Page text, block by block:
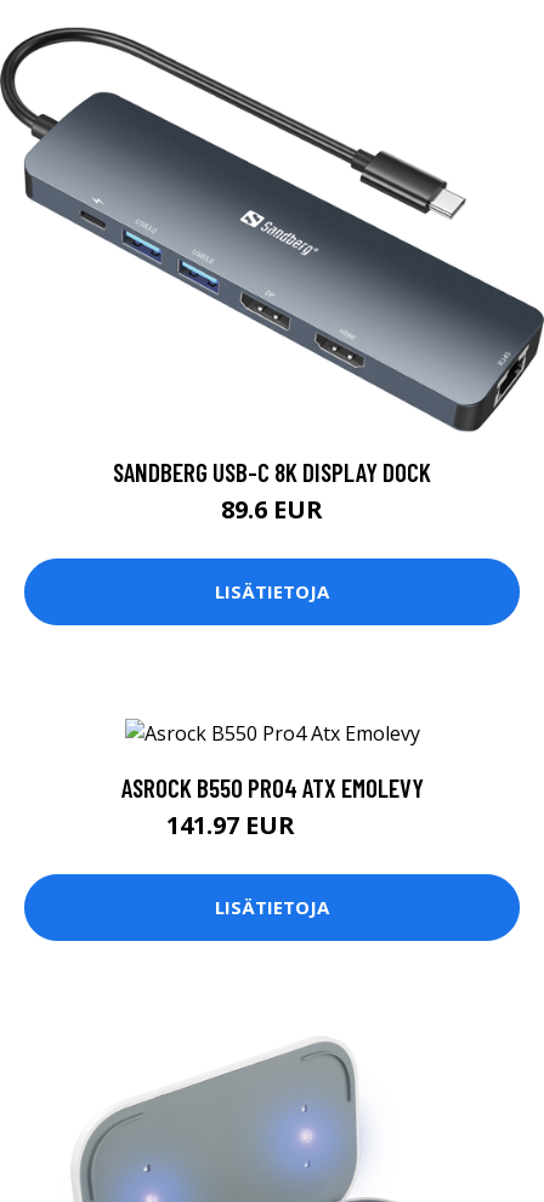
SANDBERG USB-C 8K DISPLAY DOCK
89.6 EUR
LISÄTIETOJA
ASROCK B550 PRO4 ATX EMOLEVY
141.97 EUR
LISÄTIETOJA